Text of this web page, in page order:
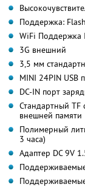
Поддержка:
WiFi Поддержка
3G внешний
3,5 мм
MINI 24PIN USB
DC-IN порт
Стандартный TF
внешней памяти
Полимерный
3 часа)
Адаптер DC 9V